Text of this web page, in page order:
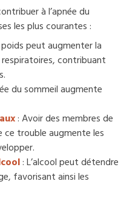
à l’apnée du
les plus courantes :
poids peut augmenter la
contribuant
du sommeil augmente
: Avoir des membres de
trouble augmente les
: L’alcool peut détendre
favorisant ainsi les